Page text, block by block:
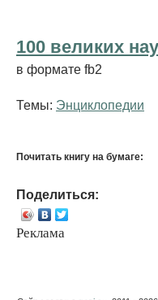
100 великих
в формате fb2
Темы: Энциклопедии
Почитать книгу на бумаге:
Поделиться:
Реклама